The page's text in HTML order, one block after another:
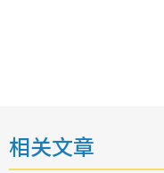
相关文章